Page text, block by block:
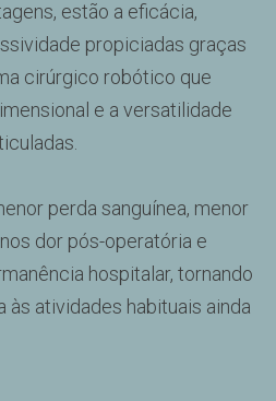
estão a eficácia,
propiciadas graças
cirúrgico robótico que
e a versatilidade
perda sanguínea, menor
dor pós-operatória e
hospitalar, tornando
às atividades habituais ainda